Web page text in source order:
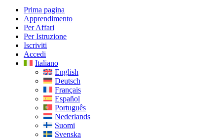
Prima pagina
Apprendimento
Per Affari
Per Istruzione
Iscriviti
Accedi
Italiano
English
Deutsch
Français
Español
Português
Nederlands
Suomi
Svenska